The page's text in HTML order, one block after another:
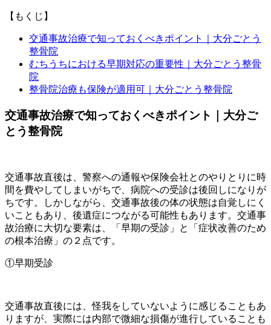
【もくじ】
交通事故治療で知っておくべきポイント｜大分ごとう
整骨院
むちうちにおける早期対応の重要性｜大分ごとう整骨
院
整骨院治療も保険が適用可｜大分ごとう整骨院
交通事故治療で知っておくべきポイント｜大分ご
とう整骨院
交通事故直後は、警察への通報や保険会社とのやりとりに時
間を費やしてしまいがちで、病院への受診は後回しになりが
ちです。しかしながら、交通事故後の体の状態は自覚しにく
いこともあり、後遺症につながる可能性もあります。交通事
故治療に大切な要素は、「早期の受診」と「症状改善のため
の根本治療」の２点です。
①早期受診
交通事故直後には、怪我をしていないように感じることもあ
りますが、実際には内部で微細な損傷が進行していることも